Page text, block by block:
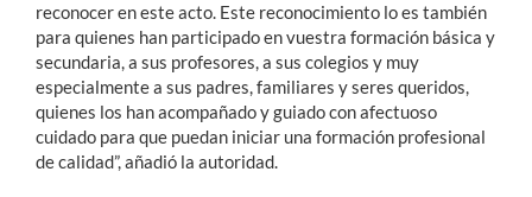
reconocer en este acto. Este reconocimiento lo es también
para quienes han participado en vuestra formación básica y
secundaria, a sus profesores, a sus colegios y muy
especialmente a sus padres, familiares y seres queridos,
quienes los han acompañado y guiado con afectuoso
cuidado para que puedan iniciar una formación profesional
de calidad”, añadió la autoridad.